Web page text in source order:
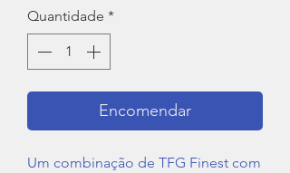
Quantidade *
Encomendar
Um combinação de TFG Finest com